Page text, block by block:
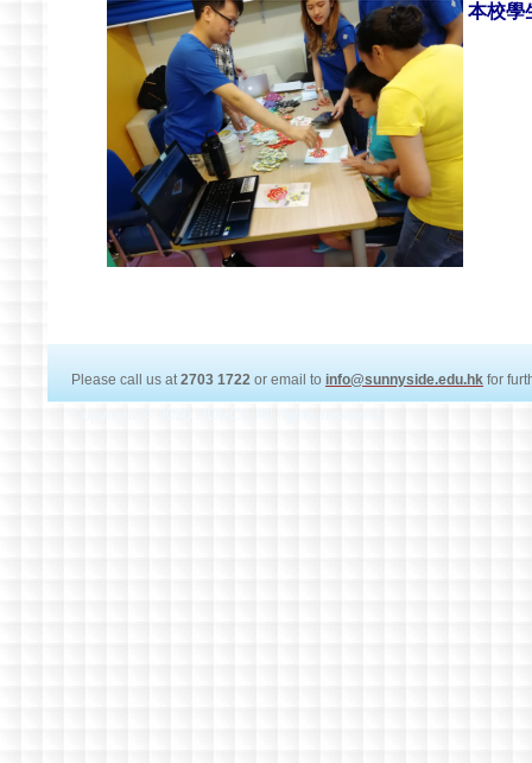
本校學
Please call us at2703 1722 or email to info@sunnyside.edu.hk for